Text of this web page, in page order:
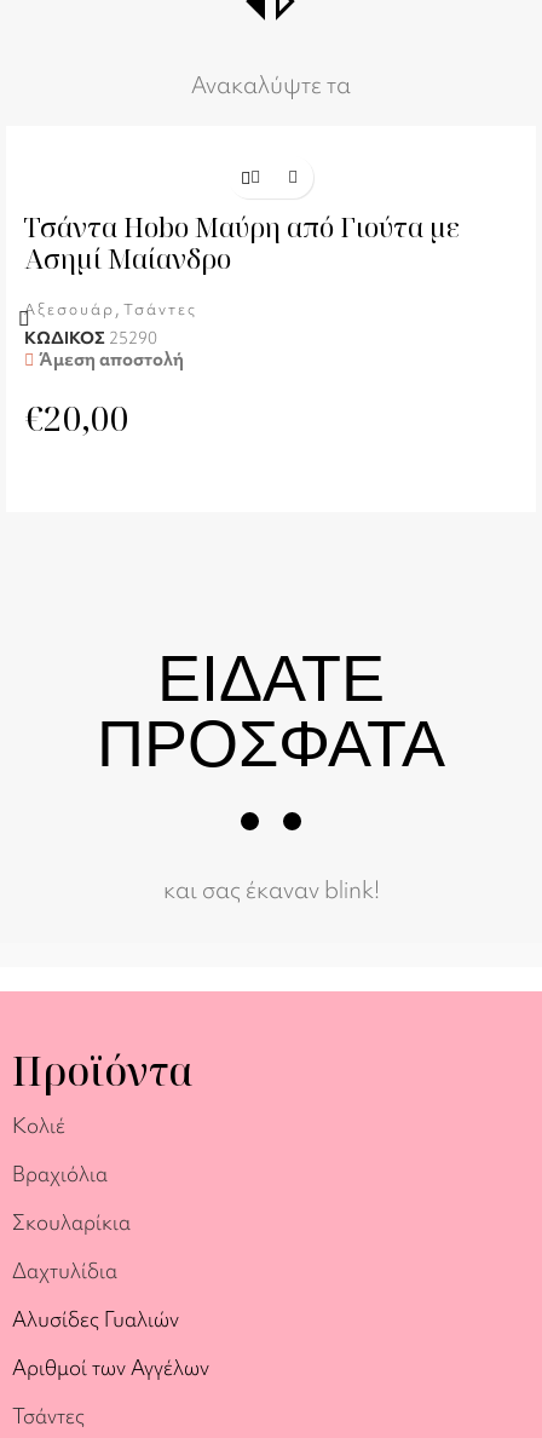
Ανακαλύψτε τα
Τσάντα Hobo Μαύρη από Γιούτα με
Ασημί Μαίανδρο
Αξεσουάρ, Τσάντες
ΚΩΔΙΚΟΣ 25290
Άμεση αποστολή
€20,00
ΕΙΔΑΤΕ
ΠΡΟΣΦΑΤΑ
και σας έκαναν blink!
Προϊόντα
Κολιέ
Βραχιόλια
Σκουλαρίκια
Δαχτυλίδια
Αλυσίδες Γυαλιών
Αριθμοί των Αγγέλων
Τσάντες